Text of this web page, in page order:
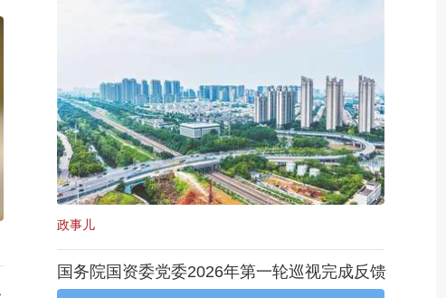
政事儿
国务院国资委党委2026年第一轮巡视完成反馈